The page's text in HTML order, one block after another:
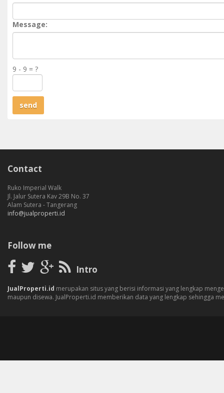
Message:
9 - 9 = ?
Contact
Ruko Imperial Walk
Jl. Jalur Sutera Kav 29B No. 37
Alam Sutera - Tangerang
info@jualproperti.id
Follow me
Intro
JualProperti.id merupakan situs yang berisi informasi yang lengkap
maupun disewa. JualProperti.id memberikan data yang lengkap sehingga